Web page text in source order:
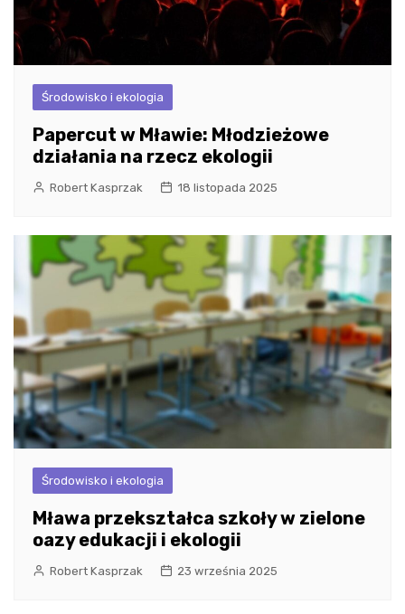
Środowisko i ekologia
Papercut w Mławie: Młodzieżowe
działania na rzecz ekologii
Robert Kasprzak 18 listopada 2025
Środowisko i ekologia
Mława przekształca szkoły w zielone
oazy edukacji i ekologii
Robert Kasprzak 23 września 2025